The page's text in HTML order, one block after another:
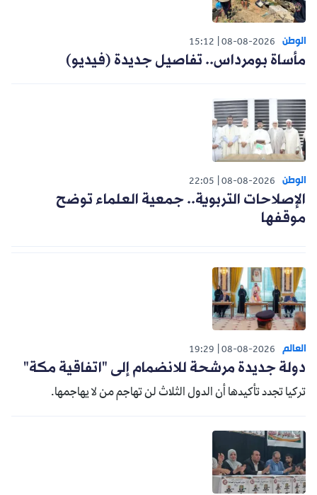
الوطن 08-08-2026
15:12
مأساة بومرداس.. تفاصيل جديدة (فيديو)
الوطن 08-08-2026
22:05
الإصلاحات التربوية.. جمعية العلماء توضح
موقفها
العالم 08-08-2026
19:29
دولة جديدة مرشحة للانضمام إلى "اتفاقية مكة"
تركيا تجدد تأكيدها أن الدول الثلاث لن تهاجم من لا يهاجمها.